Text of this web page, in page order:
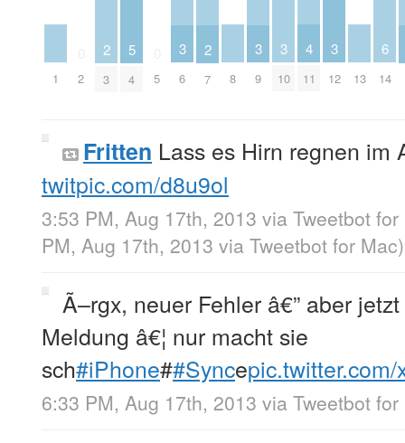
1 2
2
3
5
4 5
3
6
2
7 8
3
9
3
10
4
11
3
12 13
6
14
Fritten Lass es Hirn regnen im
twitpic.com/d8u9ol
3:53 PM, Aug 17th, 2013 via Tweetbot for
PM, Aug 17th, 2013 via Tweetbot for Mac)
Ã–rgx, neuer Fehler â€” aber
Meldung â€¦ nur macht sie
sch#iPhone##Synce
6:33 PM, Aug 17th, 2013 via Tweetbot